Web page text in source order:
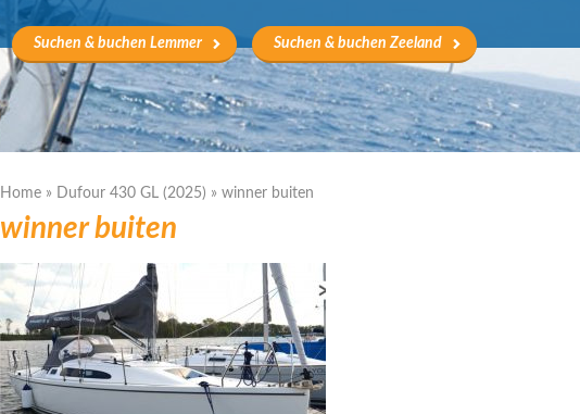
Suchen & buchen Lemmer Suchen & buchen Zeeland
Home » Dufour 430 GL (2025) » winner buiten
winner buiten